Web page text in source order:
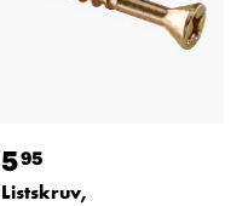
595
Listskruv,